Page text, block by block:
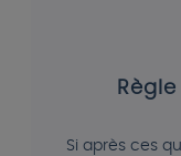
Si après ces